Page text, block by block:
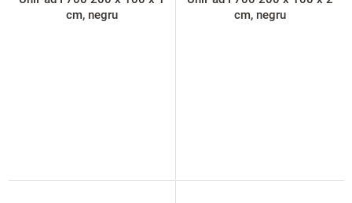
cm, negru
cm, negru